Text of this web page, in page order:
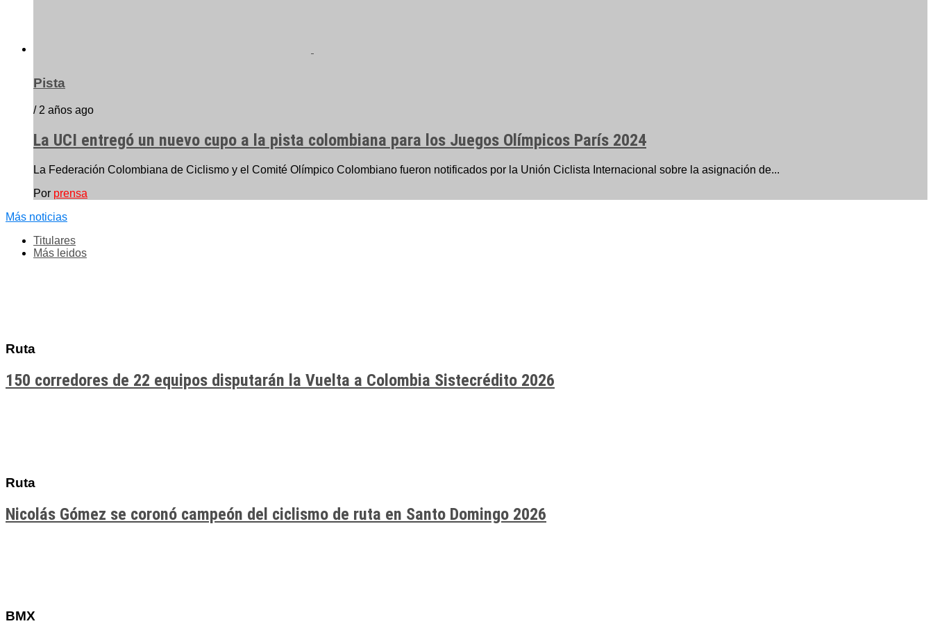
Pista
/ 2 años ago
La UCI entregó un nuevo cupo a la pista colombiana para los Juegos Olímpicos París 2024
La Federación Colombiana de Ciclismo y el Comité Olímpico Colombiano fueron notificados por la Unión Ciclista Internacional sobre la asignación de...
Por prensa
Más noticias
Titulares
Más leidos
Ruta
150 corredores de 22 equipos disputarán la Vuelta a Colombia Sistecrédito 2026
Ruta
Nicolás Gómez se coronó campeón del ciclismo de ruta en Santo Domingo 2026
BMX